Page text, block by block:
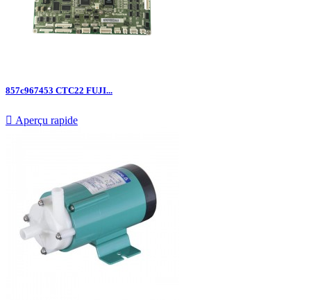
857c967453 CTC22 FUJI...
 Aperçu rapide